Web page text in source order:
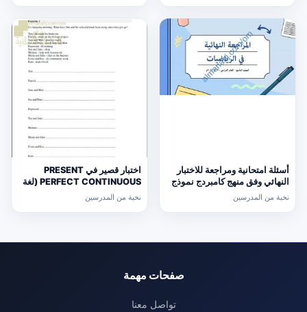
أسئلة امتحانية ومراجعة للاختبار
النهائي وفق منهج كامبردج نموذج
ثالث (رياضيات) التاسع
نخبة من المدرسين
اختبار قصير في PRESENT
PERFECT CONTINUOUS (لغة
انجليزية) حلقة ثانية
نخبة من المدرسين
صفحات مهمة
تواصل معنا